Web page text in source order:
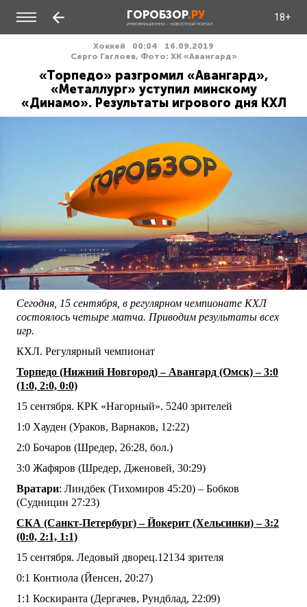
ГОРОБЗОР.РУ
ИНФОРМАЦИОННО - НОВОСТНОЙ ПОРТАЛ
18+
Хоккей 00:04
16.09.2019
Серго Гаглоев, Фото: ХК «Авангард»
«Торпедо» разгромил «Авангард»,
«Металлург» уступил минскому
«Динамо». Результаты игрового дня КХЛ
Сегодня, 15 сентября, в регулярном чемпионате КХЛ
состоялось четыре матча. Приводим результаты всех
игр.
КХЛ. Регулярный чемпионат
Торпедо (Нижний Новгород) – Авангард (Омск) – 3:0
(1:0, 2:0, 0:0)
15 сентября. КРК «Нагорный». 5240 зрителей
1:0 Хауден (Ураков, Варнаков, 12:22)
2:0 Бочаров (Шредер, 26:28, бол.)
3:0 Жафяров (Шредер, Дженовей, 30:29)
Вратари: Линдбек (Тихомиров 45:20) – Бобков
(Судницин 27:23)
СКА (Санкт-Петербург) – Йокерит (Хельсинки) – 3:2
(0:0, 2:1, 1:1)
15 сентября. Ледовый дворец.12134 зрителя
0:1 Контиола (Йенсен, 20:27)
1:1 Коскиранта (Дергачев, Рундблад, 22:09)